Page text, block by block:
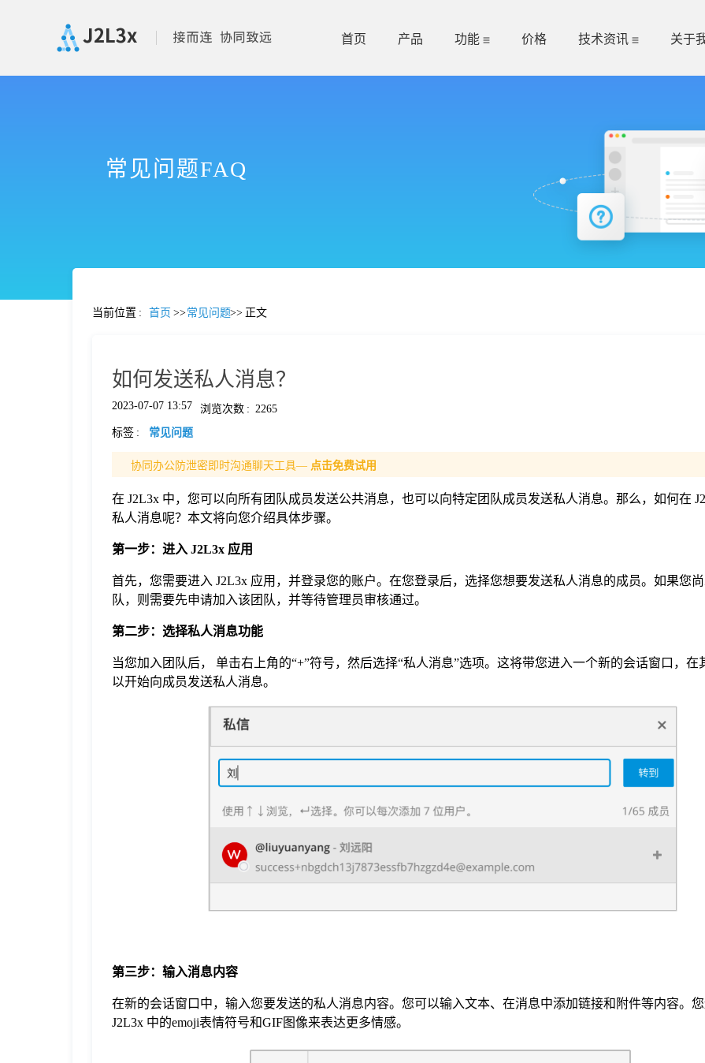
首页 产品 功能 价格 技术资讯 关于
常见问题FAQ
当前位置 : 首页 >>常见问题>> 正文
如何发送私人消息？
2023-07-07 13:57 浏览次数 : 2265
标签 : 常见问题
协同办公防泄密即时沟通聊天工具— 点击免费试用
在 J2L3x 中，您可以向所有团队成员发送公共消息，也可以向特定团队成员发送私人消息。那么，如何在
私人消息呢？本文将向您介绍具体步骤。
第一步：进入 J2L3x 应用
首先，您需要进入 J2L3x 应用，并登录您的账户。在您登录后，选择您想要发送私人消息的成员。如果您
队，则需要先申请加入该团队，并等待管理员审核通过。
第二步：选择私人消息功能
当您加入团队后， 单击右上角的“+”符号，然后选择“私人消息”选项。这将带您进入一个新的会话窗口，在
以开始向成员发送私人消息。
第三步：输入消息内容
在新的会话窗口中，输入您要发送的私人消息内容。您可以输入文本、在消息中添加链接和附件等内容。
J2L3x 中的emoji表情符号和GIF图像来表达更多情感。